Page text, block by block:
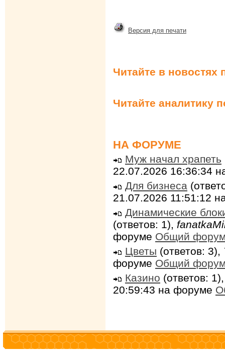
Версия для печати
Читайте в новостях
Читайте аналитику
НА ФОРУМЕ
Муж начал храпеть
22.07.2026 16:36:34
Для бизнеса
21.07.2026 11:51:12
Динамические
(ответов: 1),
форуме Общий
Цветы (ответов: 3),
форуме Общий
Казино (ответов:
20:59:43 на форуме